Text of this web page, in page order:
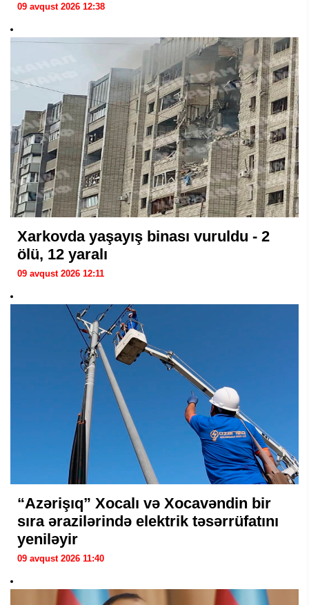
09 avqust 2026 12:38
Xarkovda yaşayış binası vuruldu - 2
ölü, 12 yaralı
09 avqust 2026 12:11
“Azərişıq” Xocalı və Xocavəndin bir
sıra ərazilərində elektrik təsərrüfatını
yeniləyir
09 avqust 2026 11:40